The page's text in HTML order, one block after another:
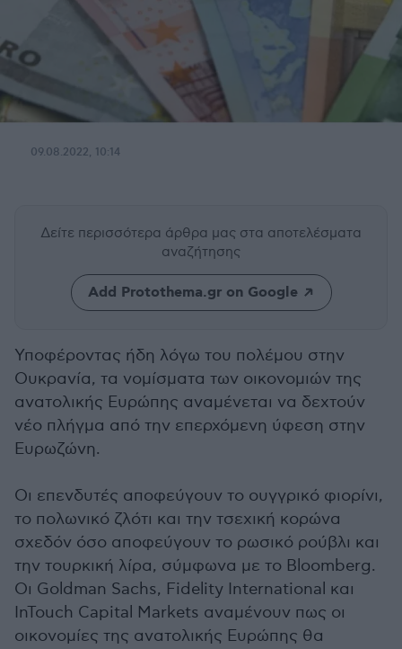
09.08.2022, 10:14
Δείτε περισσότερα άρθρα μας στα αποτελέσματα
αναζήτησης
Add Protothema.gr on Google
Υποφέροντας ήδη λόγω του πολέμου στην
Ουκρανία, τα νομίσματα των οικονομιών της
ανατολικής Ευρώπης αναμένεται να δεχτούν
νέο πλήγμα από την επερχόμενη ύφεση στην
Ευρωζώνη.
Οι επενδυτές αποφεύγουν το ουγγρικό φιορίνι,
το πολωνικό ζλότι και την τσεχική κορώνα
σχεδόν όσο αποφεύγουν το ρωσικό ρούβλι και
την τουρκική λίρα, σύμφωνα με το Bloomberg.
Οι Goldman Sachs, Fidelity International και
InTouch Capital Markets αναμένουν πως οι
οικονομίες της ανατολικής Ευρώπης θα